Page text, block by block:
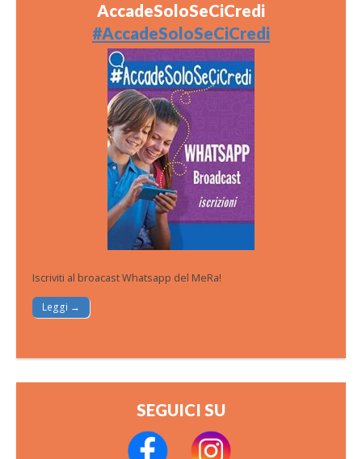
AccadeSoloSeCiCredi
#AccadeSoloSeCiCredi
Iscriviti al broacast Whatsapp del MeRa!
Leggi →
SEGUICI SU